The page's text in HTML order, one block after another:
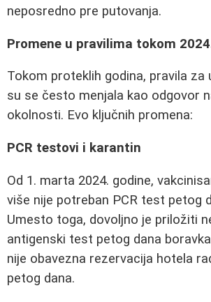
neposredno pre putovanja.
Promene u pravilima tokom
Tokom proteklih godina, pravila za
su se često menjala kao odgovor
okolnosti. Evo ključnih promena:
PCR testovi i karantin
Od 1. marta 2024. godine,
više nije potreban PCR test petog
Umesto toga, dovoljno je priložiti
antigenski test petog dana
nije obavezna rezervacija hotela
petog dana.